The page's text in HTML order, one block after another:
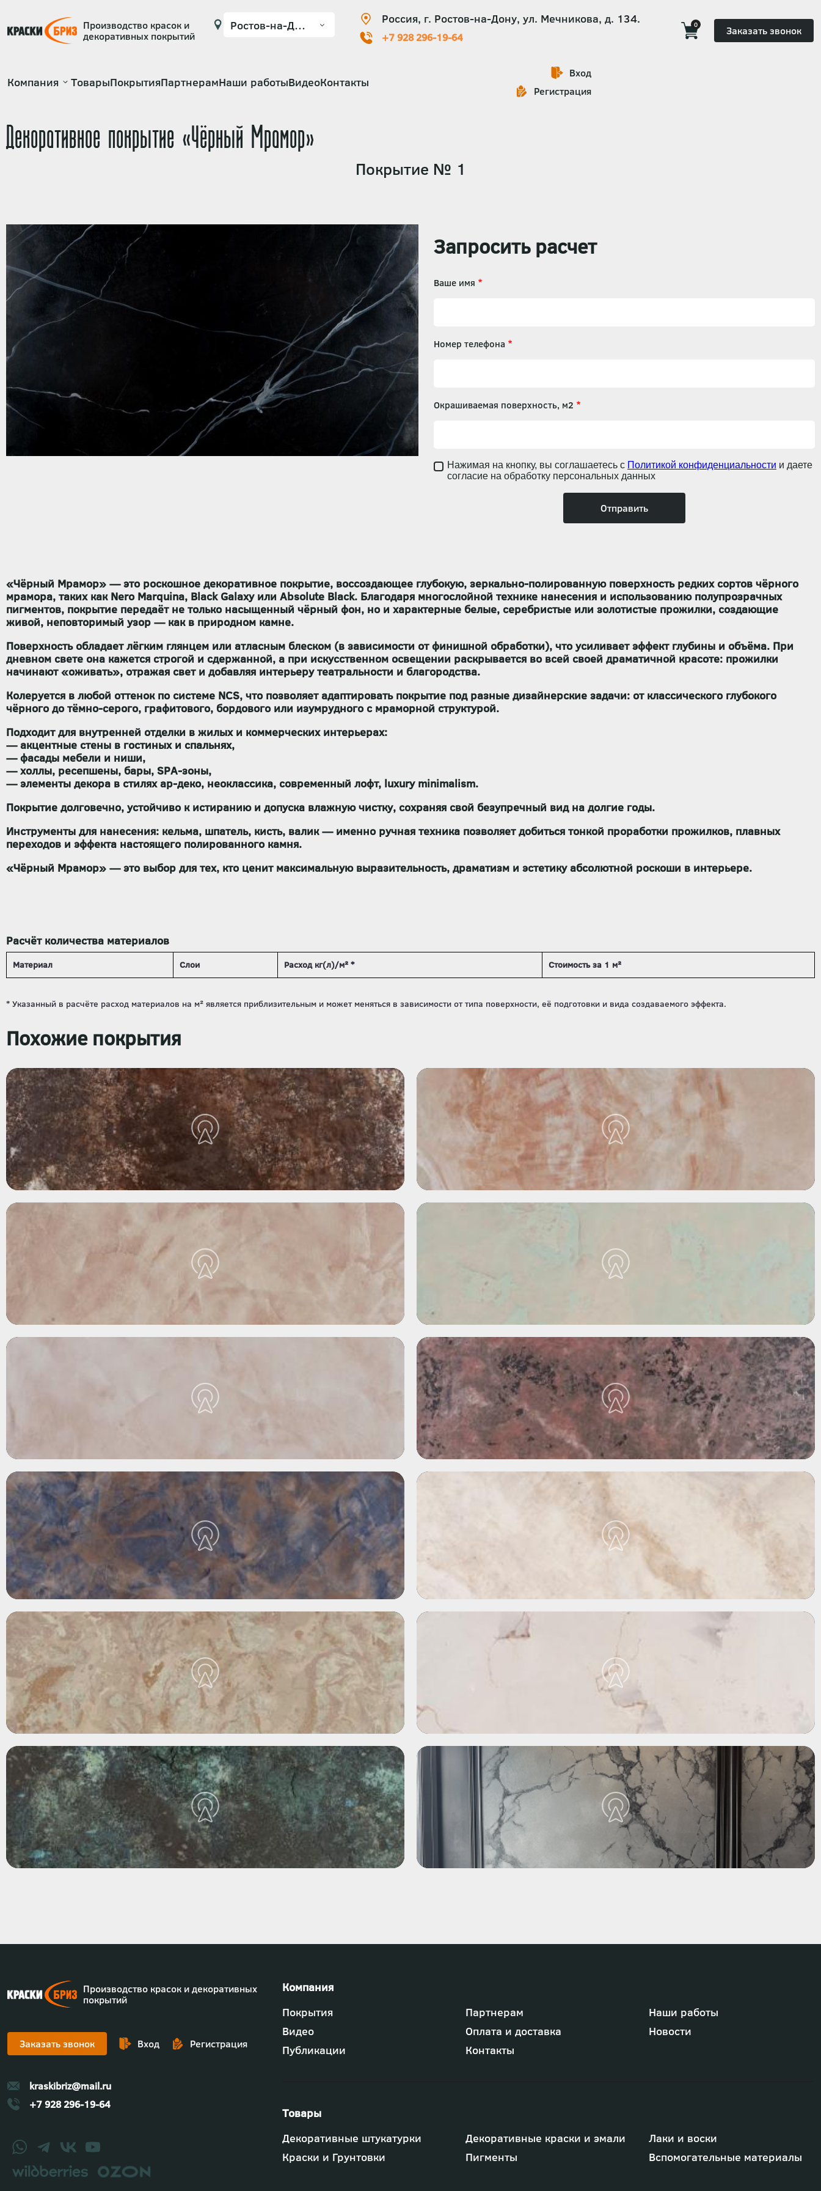
Производство красок и
декоративных покрытий
Россия, г. Ростов-на-Дону, ул. Мечникова, д. 134.
+7 928 296-19-64
0 Заказать звонок
Основная
Компания ТоварыПокрытияПартнерамНаши работыВидеоКонтакты
Вход
Регистрация
Декоративное покрытие «Чёрный Мрамор»
Покрытие № 1
Запросить расчет
Ваше имя
Номер телефона
Окрашиваемая поверхность, м2
Нажимая на кнопку, вы соглашаетесь с Политикой конфиденциальности и даете
согласие на обработку персональных данных
«Чёрный Мрамор» — это роскошное декоративное покрытие, воссоздающее глубокую, зеркально-полированную поверхность редких сортов чёрного
мрамора, таких как Nero Marquina, Black Galaxy или Absolute Black. Благодаря многослойной технике нанесения и использованию полупрозрачных
пигментов, покрытие передаёт не только насыщенный чёрный фон, но и характерные белые, серебристые или золотистые прожилки, создающие
живой, неповторимый узор — как в природном камне.
Поверхность обладаетлёгким глянцем или атласным блеском (в зависимости от финишной обработки), что усиливает эффект глубины и объёма. При
дневном свете она кажется строгой и сдержанной, а при искусственном освещении раскрывается во всей своей драматичной красоте: прожилки
начинают «оживать», отражая свет и добавляя интерьеру театральности и благородства.
Колеруется в любой оттенок по системе NCS, что позволяет адаптировать покрытие под разные дизайнерские задачи: от классического глубокого
чёрного до тёмно-серого, графитового, бордового или изумрудного с мраморной структурой.
Подходит для внутренней отделки в жилых и коммерческих интерьерах:
— акцентные стены в гостиных и спальнях,
— фасады мебели и ниши,
— холлы, ресепшены, бары, SPA-зоны,
— элементы декора в стилях ар-деко, неоклассика, современный лофт, luxury minimalism.
Покрытие долговечно, устойчиво к истираниюи допуска влажную чистку, сохраняя свой безупречный вид на долгие годы.
Инструменты для нанесения: кельма, шпатель, кисть, валик — именно ручная техника позволяет добиться тонкой проработки прожилков, плавных
переходов и эффекта настоящего полированного камня.
«Чёрный Мрамор» — это выбор для тех, кто ценит максимальную выразительность, драматизм и эстетику абсолютной роскоши в интерьере.
Расчёт количества материалов
Материал Слои Расход кг(л)/м² * Стоимость за 1 м²
Похожие покрытия
Производство красок и декоративных
покрытий
Заказать звонок Вход Регистрация
kraskibriz@mail.ru
+7 928 296-19-64
Футер
-
меню
"Компания"
Покрытия Партнерам
Наши работы
Видео
Оплата и доставка
Новости
Публикации
Контакты
Футер
-
меню
"Товары"
Декоративные штукатурки Декоративные краски и эмали
Лаки и воски
Краски и Грунтовки
Пигменты Вспомогательные материалы